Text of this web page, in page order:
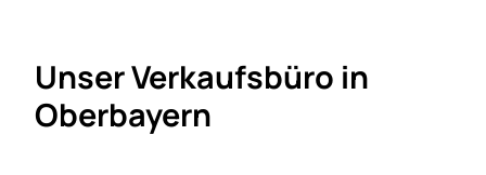
Unser Verkaufsbüro in
Oberbayern